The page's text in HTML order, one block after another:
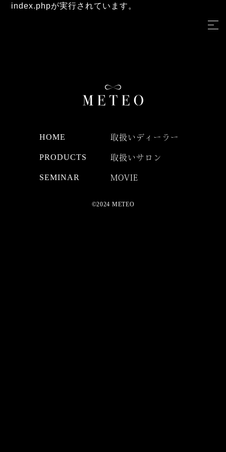
index.phpが実行されています。
HOME
PRODUCTS
SEMINAR
取扱いディーラー
取扱いサロン
MOVIE
©2024 METEO